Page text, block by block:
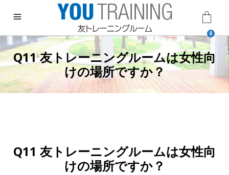
0
Q11 友トレーニングルームは女性向
けの場所ですか？
Q11 友トレーニングルームは女性向
けの場所ですか？